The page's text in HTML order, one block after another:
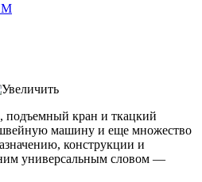
М
подъемный кран и ткацкий
машину и еще множество
конструкции и
универсальным словом —